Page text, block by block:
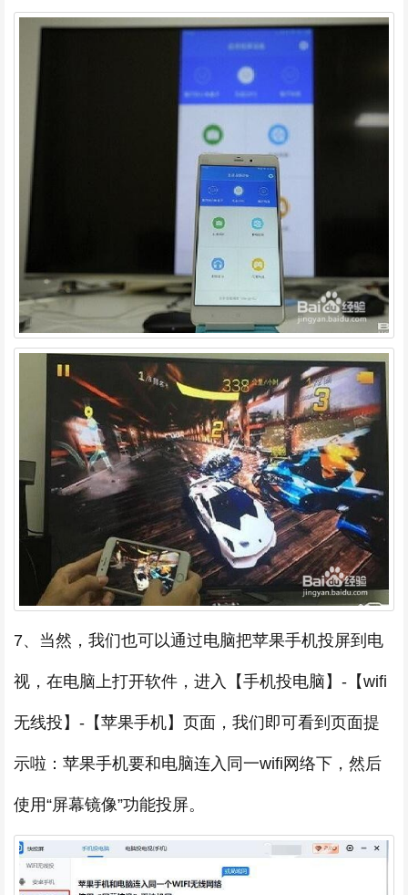
7、当然，我们也可以通过电脑把苹果手机投屏到电
视，在电脑上打开软件，进入【手机投电脑】-【wifi
无线投】-【苹果手机】页面，我们即可看到页面提
示啦：苹果手机要和电脑连入同一wifi网络下，然后
使用“屏幕镜像”功能投屏。